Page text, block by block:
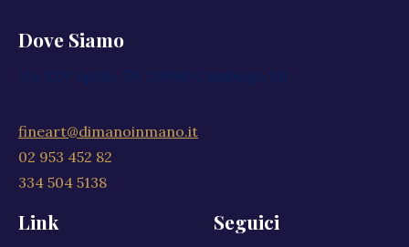
Dove Siamo
Via XXV Aprile, 59, 20040 Cambiago MI
fineart@dimanoinmano.it
02 953 452 82
334 504 5138
Link Seguici